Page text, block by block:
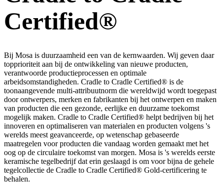
Certified®
Bij Mosa is duurzaamheid een van de kernwaarden. Wij geven daar
topprioriteit aan bij de ontwikkeling van nieuwe producten,
verantwoorde productieprocessen en optimale
arbeidsomstandigheden. Cradle to Cradle Certified® is de
toonaangevende multi-attribuutnorm die wereldwijd wordt toegepast
door ontwerpers, merken en fabrikanten bij het ontwerpen en maken
van producten die een gezonde, eerlijke en duurzame toekomst
mogelijk maken. Cradle to Cradle Certified® helpt bedrijven bij het
innoveren en optimaliseren van materialen en producten volgens 's
werelds meest geavanceerde, op wetenschap gebaseerde
maatregelen voor producten die vandaag worden gemaakt met het
oog op de circulaire toekomst van morgen. Mosa is 's werelds eerste
keramische tegelbedrijf dat erin geslaagd is om voor bijna de gehele
tegelcollectie de Cradle to Cradle Certified® Gold-certificering te
behalen.